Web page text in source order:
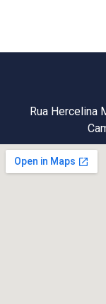
Rua Hercelina